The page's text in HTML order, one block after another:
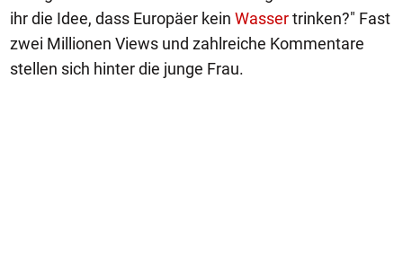
ihr die Idee, dass Europäer kein Wassertrinken?" Fast
zwei Millionen Views und zahlreiche Kommentare
stellen sich hinter die junge Frau.